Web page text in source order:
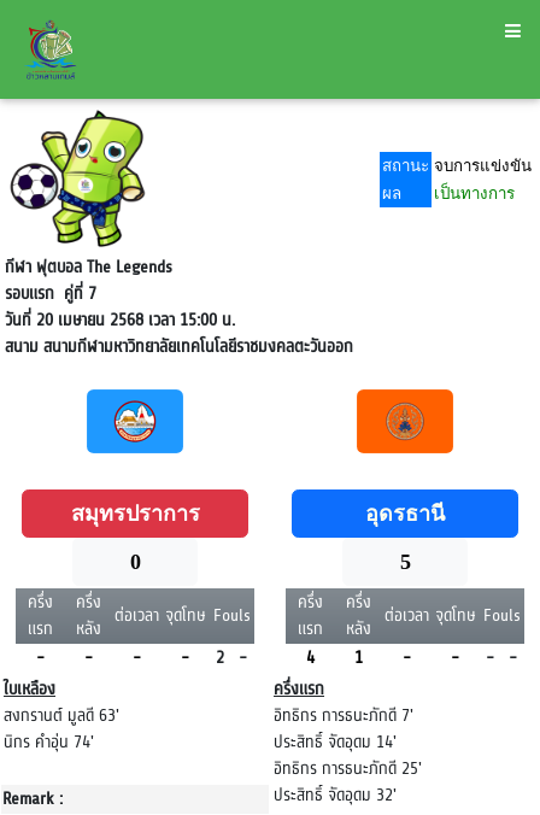
สถานะ จบการแข่งขัน
ผล
เป็นทางการ
กีฬา ฟุตบอล The Legends
รอบแรกคู่ที่ 7
วันที่ 20 เมษายน 2568 เวลา 15:00 น.
สนามสนามกีฬามหาวิทยาลัยเทคโนโลยีราชมงคลตะวันออก
สมุทรปราการ
0
ครึ่ง
แรก
ครึ่ง
หลัง
ต่อเวลา จุดโทษ Fouls
-
- - - 2
-
ใบเหลือง
สงกรานต์ มูลดี 63'
นิกร คำอุ่น 74'
Remark :
อุดรธานี
5
ครึ่ง
แรก
ครึ่ง
หลัง
ต่อเวลา จุดโทษ Fouls
4
1 - - -
-
ครึ่งแรก
อิทธิกร การธนะภักดี 7'
ประสิทธิ์ จัดอุดม 14'
อิทธิกร การธนะภักดี 25'
ประสิทธิ์ จัดอุดม 32'